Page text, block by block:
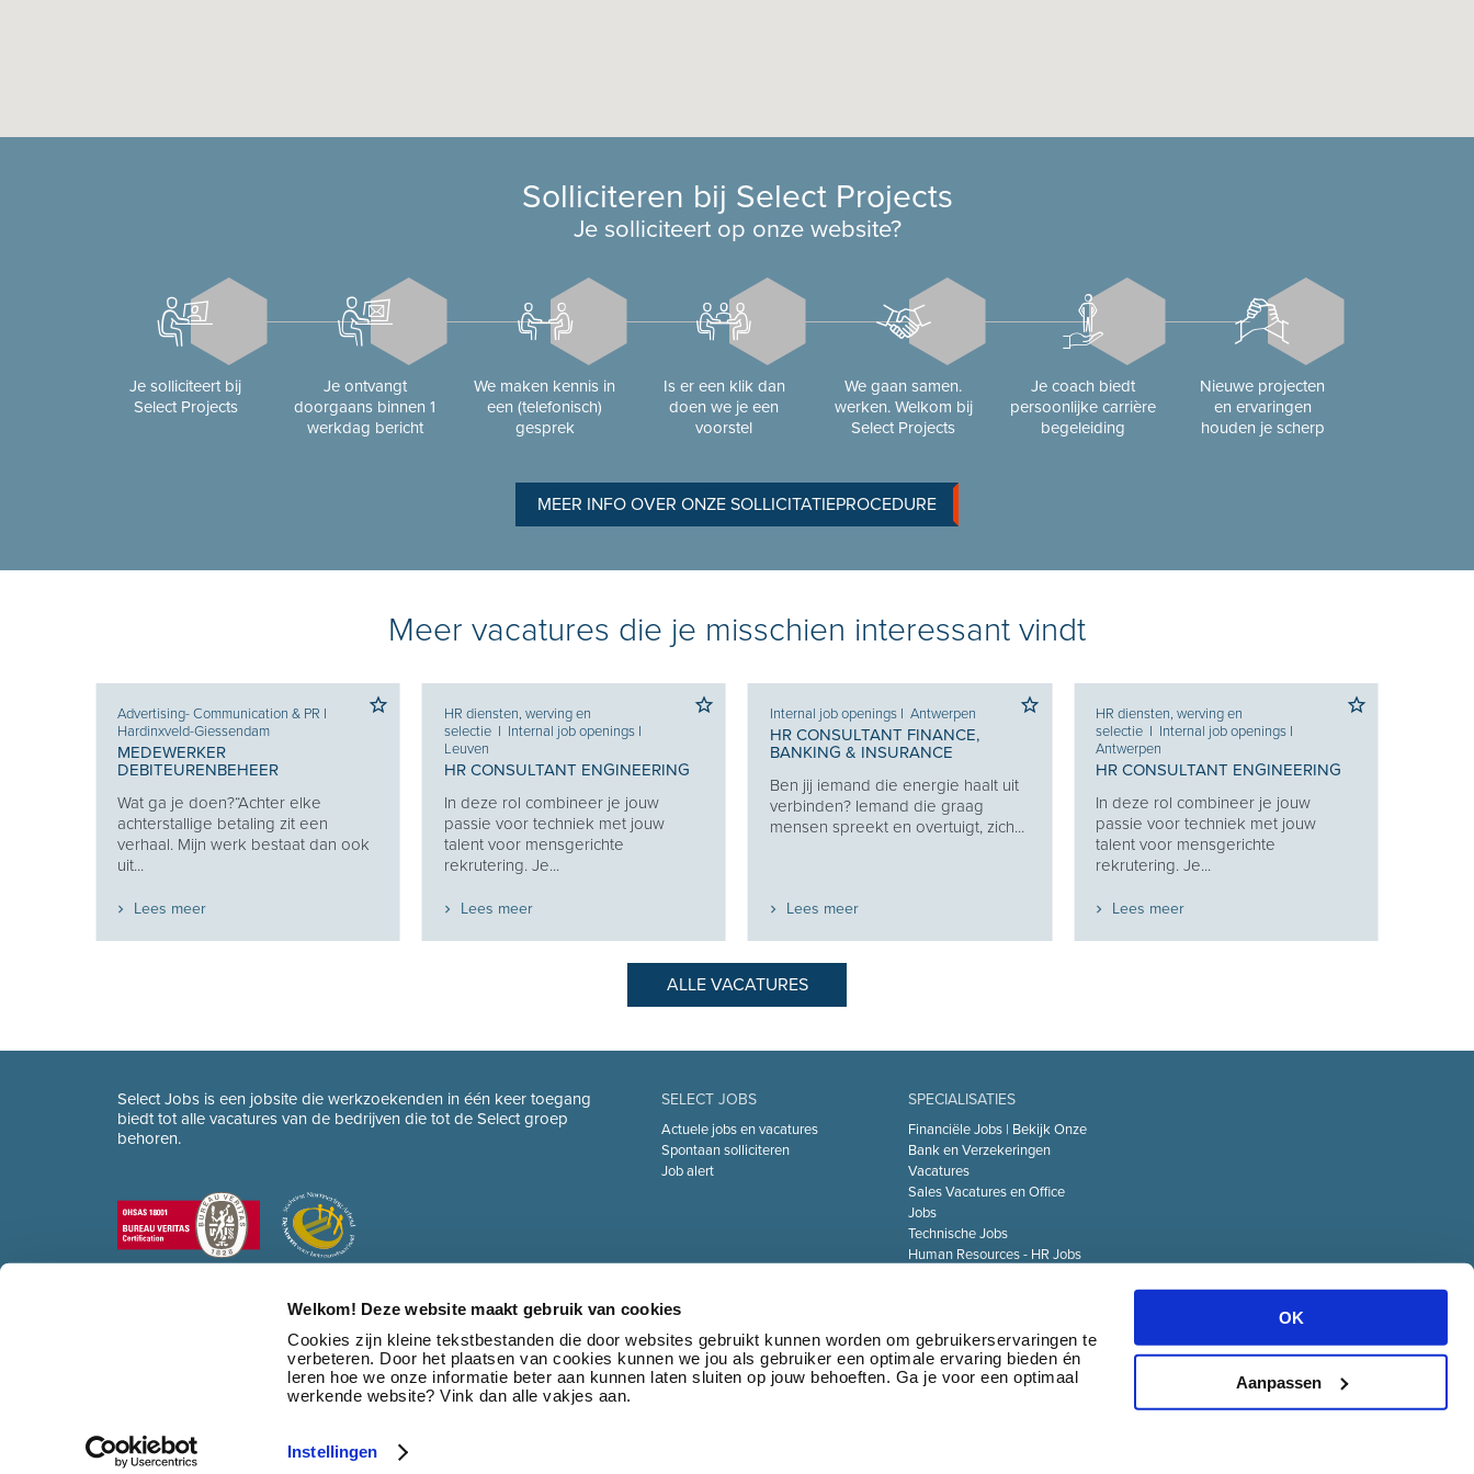
Welkom! Deze website maakt gebruik van cookies
Cookies zijn kleine tekstbestanden die door websites gebruikt kunnen worden om gebruikerservaringen te
verbeteren. Door het plaatsen van cookies kunnen we jou als gebruiker een optimale ervaring bieden én
leren hoe we onze informatie beter aan kunnen laten sluiten op jouw behoeften. Ga je voor een optimaal
werkende website? Vink dan alle vakjes aan.
Instellingen
OK
Aanpassen
Solliciteren bij Select Projects
Je solliciteert op onze website?
Je solliciteert bij
Select Projects
Je ontvangt
doorgaans binnen 1
werkdag bericht
We maken kennis in
een (telefonisch)
gesprek
Is er een klik dan
doen we je een
voorstel
We gaan samen.
werken. Welkom bij
Select Projects
Je coach biedt
persoonlijke carrière
begeleiding
Nieuwe projecten
en ervaringen
houden je scherp
MEER INFO OVER ONZE SOLLICITATIEPROCEDURE
Meer vacatures die je misschien interessant vindt
Advertising- Communication & PR I
Hardinxveld-Giessendam
MEDEWERKER
DEBITEURENBEHEER
Wat ga je doen?“Achter elke
achterstallige betaling zit een
verhaal. Mijn werk bestaat dan ook
uit...
Lees meer
HR diensten, werving en
selectie I Internal job openings I
Leuven
HR CONSULTANT ENGINEERING
In deze rol combineer je jouw
passie voor techniek met jouw
talent voor mensgerichte
rekrutering. Je...
Lees meer
Internal job openings I Antwerpen
HR CONSULTANT FINANCE,
BANKING & INSURANCE
Ben jij iemand die energie haalt uit
verbinden? Iemand die graag
mensen spreekt en overtuigt, zich...
Lees meer
HR diensten, werving en
selectie I Internal job openings I
Antwerpen
HR CONSULTANT ENGINEERING
In deze rol combineer je jouw
passie voor techniek met jouw
talent voor mensgerichte
rekrutering. Je...
Lees meer
ALLE VACATURES
Select Jobs is een jobsite die werkzoekenden in één keer toegang
biedt tot alle vacatures van de bedrijven die tot de Select groep
behoren.
SELECT JOBS
Actuele jobs en vacatures
Spontaan solliciteren
Job alert
SPECIALISATIES
Financiële Jobs | Bekijk Onze
Bank en Verzekeringen
Vacatures
Sales Vacatures en Office
Jobs
Technische Jobs
Human Resources - HR Jobs
Transport & Logistiek Jobs
Marketing & communicatie
Jobs
© 2026 Select Jobs • HR dienstverlening